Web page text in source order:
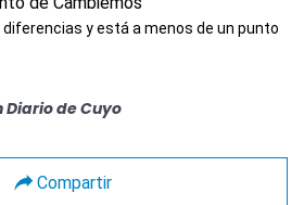
y está a menos de un punto
Diario de Cuyo
Compartir